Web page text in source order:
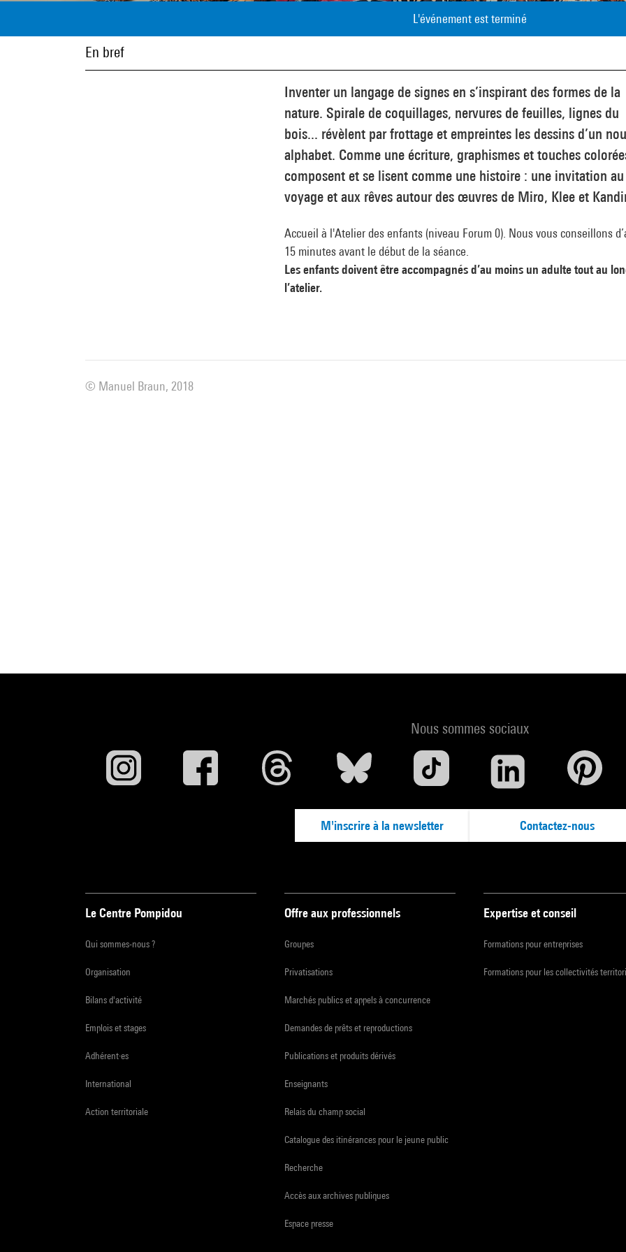
L'événement est terminé
En bref
Inventer un langage de signes en s’inspirant des formes de la
nature. Spirale de coquillages, nervures de feuilles, lignes du
bois... révèlent par frottage et empreintes les dessins d’un
alphabet. Comme une écriture, graphismes et touches
composent et se lisent comme une histoire : une invitation au
voyage et aux rêves autour des œuvres de Miro, Klee et
Accueil à l'Atelier des enfants (niveau Forum 0). Nous vous conseillons
15 minutes avant le début de la séance.
Les enfants doivent être accompagnés d’au moins un adulte tout au
l’atelier.
© Manuel Braun, 2018
Nous sommes sociaux
M'inscrire à la newsletter Contactez-nous
Le Centre Pompidou
Qui sommes-nous ?
Organisation
Bilans d'activité
Emplois et stages
Adhérent·es
International
Action territoriale
Offre aux professionnels
Groupes
Privatisations
Marchés publics et appels à concurrence
Demandes de prêts et reproductions
Publications et produits dérivés
Enseignants
Relais du champ social
Catalogue des itinérances pour le jeune public
Recherche
Accès aux archives publiques
Espace presse
Expertise et conseil
Formations pour entreprises
Formations pour les collectivités